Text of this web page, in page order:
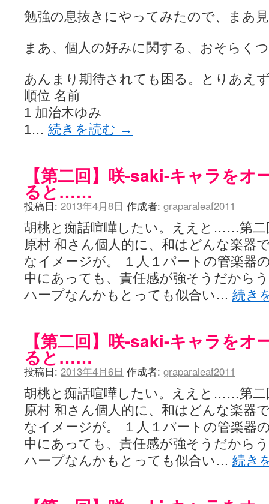
勉強の息抜きにやってみたので、まあ
まあ、個人の好みに関する、おそらく
あんまり期待されても困る。とりあえ
順位 名前
1 加治木ゆみ
1… 続きを読む →
【第二回】咲-saki-キャラをオ
ると……
投稿日: 2013年4月8日 作成者: graparaleaf2011
胡桃と痴話喧嘩したい。ええと……第
原村 和さん個人的に、和はどんな楽器
なイメージが。 １人１パートの管楽器
中にあっても、責任感が強そうだから
ハープなんかもとっても似合い… 続き
【第二回】咲-saki-キャラをオ
ると……
投稿日: 2013年4月6日 作成者: graparaleaf2011
胡桃と痴話喧嘩したい。ええと……第
原村 和さん個人的に、和はどんな楽器
なイメージが。 １人１パートの管楽器
中にあっても、責任感が強そうだから
ハープなんかもとっても似合い… 続き